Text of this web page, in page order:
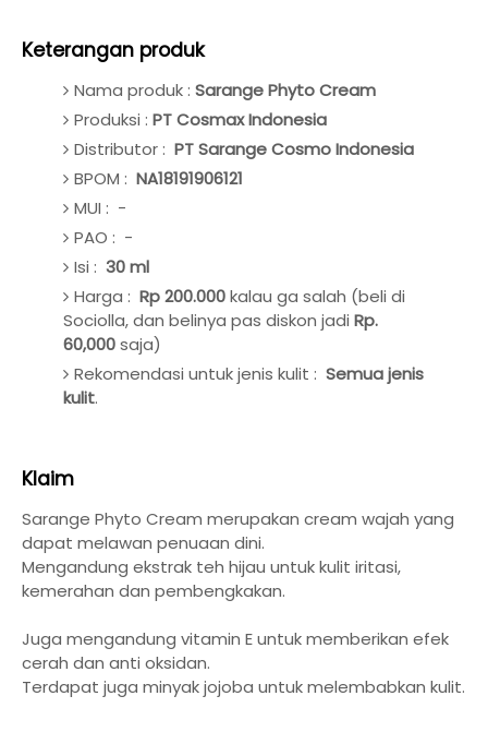
Keterangan produk
Nama produk : Sarange Phyto Cream
Produksi : PT Cosmax Indonesia
Distributor : PT Sarange Cosmo Indonesia
BPOM : NA18191906121
MUI : -
PAO : -
Isi : 30 ml
Harga : Rp 200.000kalau ga salah (beli di
Sociolla, dan belinya pas diskon jadi Rp.
60,000saja)
Rekomendasi untuk jenis kulit : Semua jenis
kulit.
Klaim
Sarange Phyto Cream merupakan cream wajah yang
dapat melawan penuaan dini.
Mengandung ekstrak teh hijau untuk kulit iritasi,
kemerahan dan pembengkakan.
Juga mengandung vitamin E untuk memberikan efek
cerah dan anti oksidan.
Terdapat juga minyak jojoba untuk melembabkan kulit.